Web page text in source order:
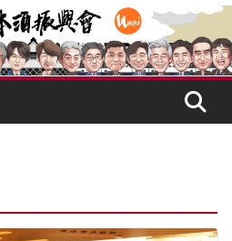
：口說上手 – 山形純米大
與傳承 ～ くどき上手
理標示 (GI) 認定一覽表